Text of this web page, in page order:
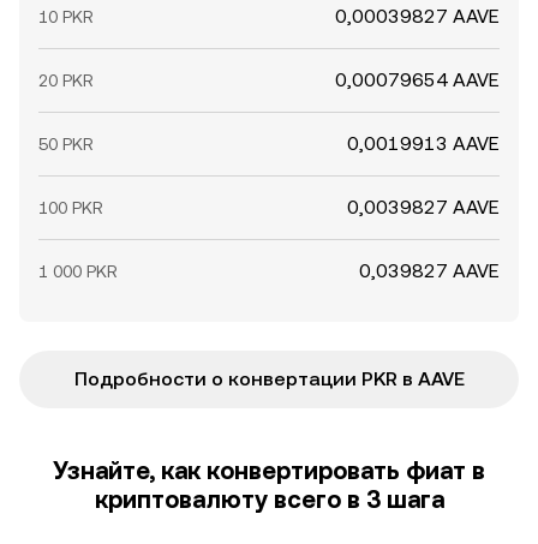
10 PKR 0,00039827 AAVE
20 PKR 0,00079654 AAVE
50 PKR 0,0019913 AAVE
100 PKR 0,0039827 AAVE
1 000 PKR 0,039827 AAVE
Подробности о конвертации PKR в AAVE
Узнайте, как конвертировать фиат в
криптовалюту всего в 3 шага